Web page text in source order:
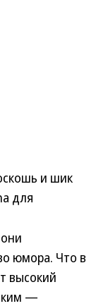
и шик
для
юмора. Что в
высокий
—